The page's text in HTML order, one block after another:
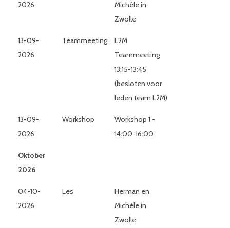
2026
Michèle in
Zwolle
13-09-
2026
Teammeeting
L2M
Teammeeting
13:15-13:45
(besloten voor
leden team L2M)
13-09-
2026
Workshop
Workshop 1 -
14:00-16:00
Oktober
2026
04-10-
2026
Les
Herman en
Michèle in
Zwolle